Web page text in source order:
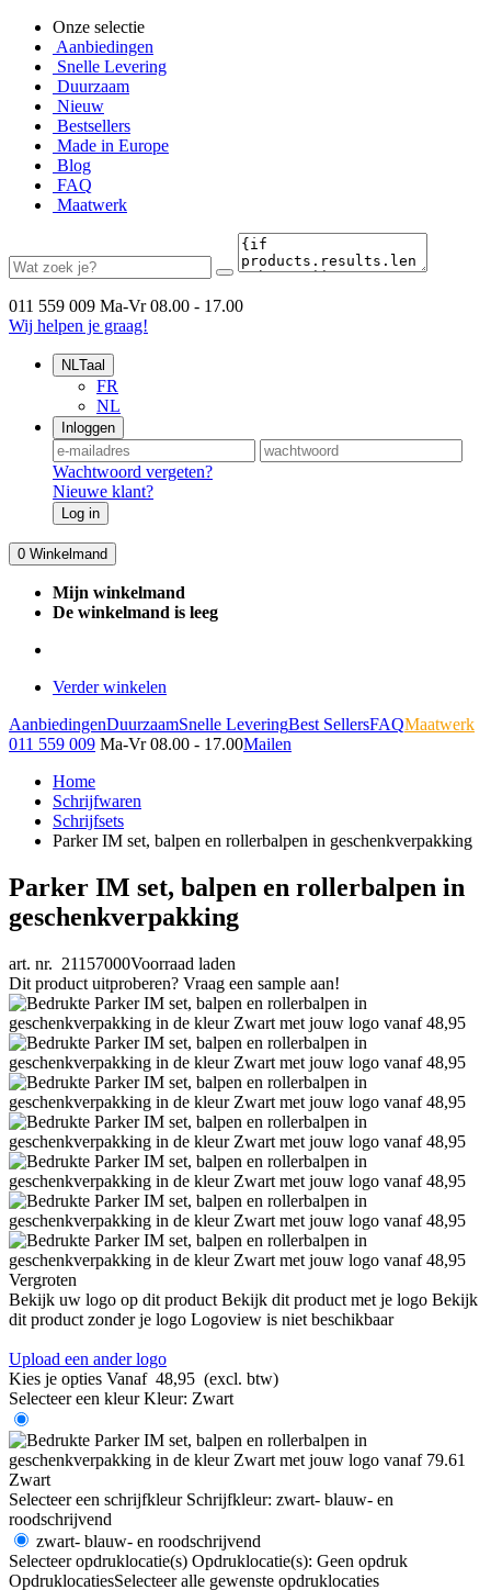
Onze selectie
Aanbiedingen
Snelle Levering
Duurzaam
Nieuw
Bestsellers
Made in Europe
Blog
FAQ
Maatwerk
011 559 009 Ma-Vr 08.00 - 17.00
Wij helpen je graag!
NLTaal
FR
NL
Inloggen
Wachtwoord vergeten?
Nieuwe klant?
Log in
0 Winkelmand
Mijn winkelmand
De winkelmand is leeg
Verder winkelen
AanbiedingenDuurzaamSnelle LeveringBest SellersFAQMaatwerk
011 559 009 Ma-Vr 08.00 - 17.00Mailen
Home
Schrijfwaren
Schrijfsets
Parker IM set, balpen en rollerbalpen in geschenkverpakking
Parker IM set, balpen en rollerbalpen in
geschenkverpakking
art. nr. 21157000Voorraad laden
Dit product uitproberen? Vraag een sample aan!
Vergroten
Bekijk uw logo op dit product Bekijk dit product met je logo Bekijk
dit product zonder je logo Logoview is niet beschikbaar
Upload een ander logo
Kies je opties Vanaf 48,95 (excl. btw)
Selecteer een kleur Kleur: Zwart
Zwart
Selecteer een schrijfkleur Schrijfkleur: zwart- blauw- en
roodschrijvend
zwart- blauw- en roodschrijvend
Selecteer opdruklocatie(s) Opdruklocatie(s): Geen opdruk
OpdruklocatiesSelecteer alle gewenste opdruklocaties